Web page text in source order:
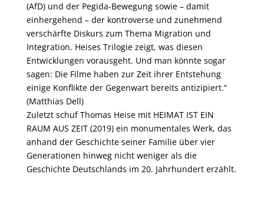
(AfD) und der Pegida-Bewegung sowie – damit
einhergehend – der kontroverse und zunehmend
verschärfte Diskurs zum Thema Migration und
Integration. Heises Trilogie zeigt, was diesen
Entwicklungen vorausgeht. Und man könnte sogar
sagen: Die Filme haben zur Zeit ihrer Entstehung
einige Konflikte der Gegenwart bereits antizipiert.“
(Matthias Dell)
Zuletzt schuf Thomas Heise mit HEIMAT IST EIN
RAUM AUS ZEIT (2019) ein monumentales Werk, das
anhand der Geschichte seiner Familie über vier
Generationen hinweg nicht weniger als die
Geschichte Deutschlands im 20. Jahrhundert erzählt.